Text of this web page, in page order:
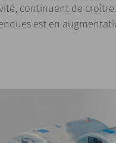
continuent de
est en